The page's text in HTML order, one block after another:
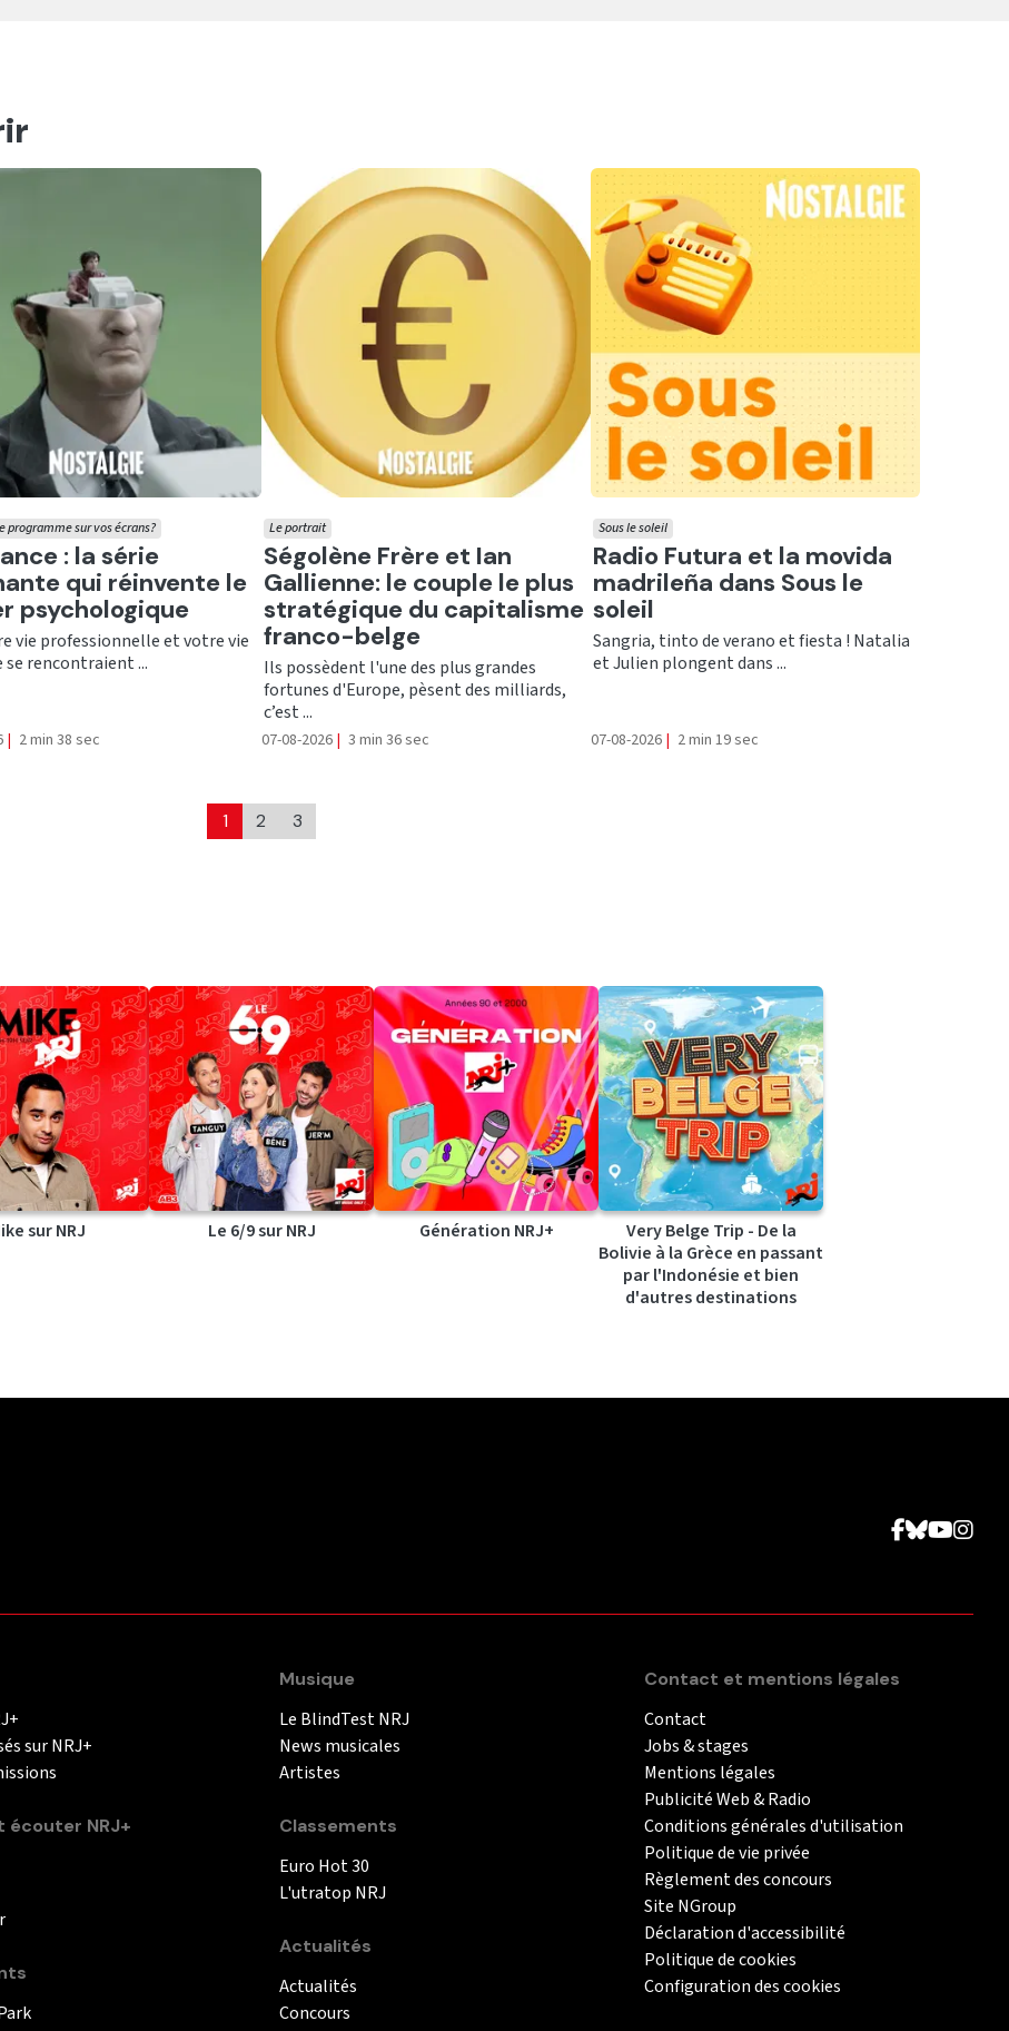
: la série
qui réinvente le
psychologique
programme sur vos écrans?
vie professionnelle et votre vie
se rencontraient ...
| 2 min 38 sec
Ecouter
Ségolène Frère et Ian
Gallienne: le couple le plus
stratégique du capitalisme
franco-belge
Le portrait
Ils possèdent l'une des plus grandes
fortunes d'Europe, pèsent des milliards,
c’est ...
07-08-2026 | 3 min 36 sec
Ecouter
Radio Futura et la movida
madrileña dans Sous le
soleil
Sous le soleil
Sangria, tinto de verano et fiesta ! Natalia
et Julien plongent dans ...
07-08-2026 | 2 min 19 sec
1 2 3
sur NRJ Le 6/9 sur NRJ Génération NRJ+
Very Belge Trip - De la
Bolivie à la Grèce en passant
par l'Indonésie et bien
d'autres destinations
sur NRJ+
écouter NRJ+
Musique
Le BlindTest NRJ
News musicales
Artistes
Classements
Euro Hot 30
L'utratop NRJ
Actualités
Actualités
Concours
Contact et mentions légales
Contact
Jobs & stages
Mentions légales
Publicité Web & Radio
Conditions générales d'utilisation
Politique de vie privée
Règlement des concours
Site NGroup
Déclaration d'accessibilité
Politique de cookies
Configuration des cookies